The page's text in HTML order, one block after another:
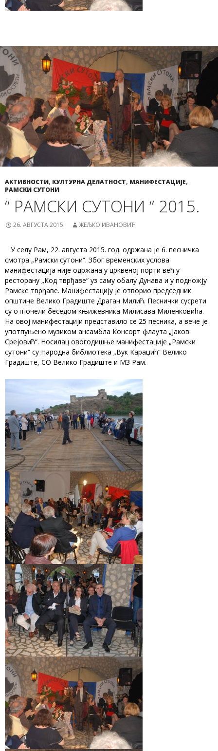
АКТИВНОСТИ, КУЛТУРНА ДЕЛАТНОСТ, МАНИФЕСТАЦИЈЕ,
РАМСКИ СУТОНИ
“ РАМСКИ СУТОНИ “ 2015.
26. АВГУСТА 2015. ЖЕЉКО ИВАНОВИЋ
У селу Рам, 22. августа 2015. год. одржана је 6. песничка
смотра „Рамски сутони“. Због временских услова
манифестација није одржана у црквеној порти већ у
ресторану „Код тврђаве“ уз саму обалу Дунава и у подножју
Рамске тврђаве. Манифестацију је отворио председник
општине Велико Градиште Драган Милић. Песнички сусрети
су отпочели беседом књижевника Милисава Миленковића.
На овој манифестацији представило се 25 песника, а вече је
употпуњено музиком ансамбла Консорт флаута „Јаков
Срејовић“. Носилац овогодишње манифестације „Рамски
сутони“ су Народна библиотека „Вук Караџић“ Велико
Градиште, СО Велико Градиште и МЗ Рам.